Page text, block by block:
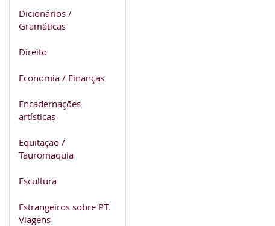
Dicionários /
Gramáticas
Direito
Economia / Finanças
Encadernações
artísticas
Equitação /
Tauromaquia
Escultura
Estrangeiros sobre PT.
Viagens